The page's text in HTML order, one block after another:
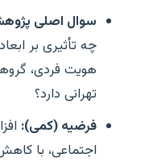
سوال اصلی
چه تأثیری بر
تهرانی دارد؟
فرضیه (کمی):
اجتماعی، با